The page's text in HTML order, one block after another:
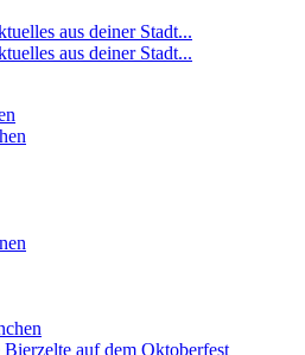
auf dem Oktoberfest